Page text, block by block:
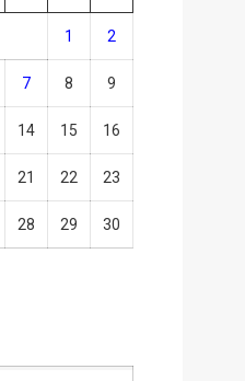
1 2
7 8 9
14 15 16
21 22 23
28 29 30